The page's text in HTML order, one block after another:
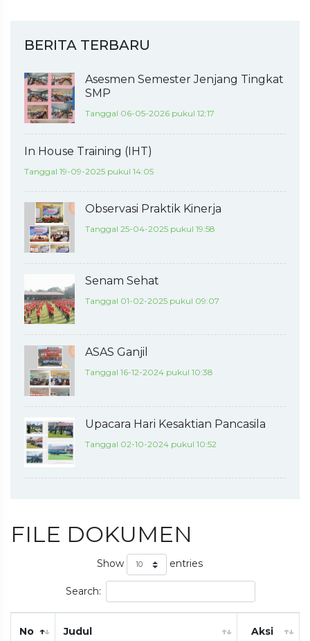
BERITA TERBARU
Asesmen Semester Jenjang Tingkat
SMP
Tanggal 06-05-2026 pukul 12:17
In House Training (IHT)
Tanggal 19-09-2025 pukul 14:05
Observasi Praktik Kinerja
Tanggal 25-04-2025 pukul 19:58
Senam Sehat
Tanggal 01-02-2025 pukul 09:07
ASAS Ganjil
Tanggal 16-12-2024 pukul 10:38
Upacara Hari Kesaktian Pancasila
Tanggal 02-10-2024 pukul 10:52
FILE DOKUMEN
Show entries
Search:
No Judul Aksi